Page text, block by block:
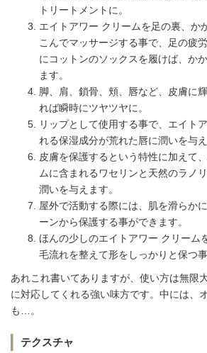
トリートメントに。
エイトアワー クリームを足の裏、か
こんでマッサージする事で、足の疲
にコットンのソックスを履けば、か
ます。
脚、肩、鎖骨、頬、唇など、皮膚に
れば瞬時にツヤツヤに。
リップとして使用する事で、エイト
れる保湿成分が荒れた唇に潤いを与え
皮膚を保護するという特性に加えて
ムに含まれるワセリンと天然のラノ
潤いを与えます。
屋外で活動する際には、肌を滑らか
ーンから保護する事ができます。
ほんの少しのエイトアワー クリーム
毛流れを整えて形をしっかりと保つ事
あれこれ書いてありますが、使い方は無限
に対応してくれる強い味方です。中には、
も…。
テクスチャ